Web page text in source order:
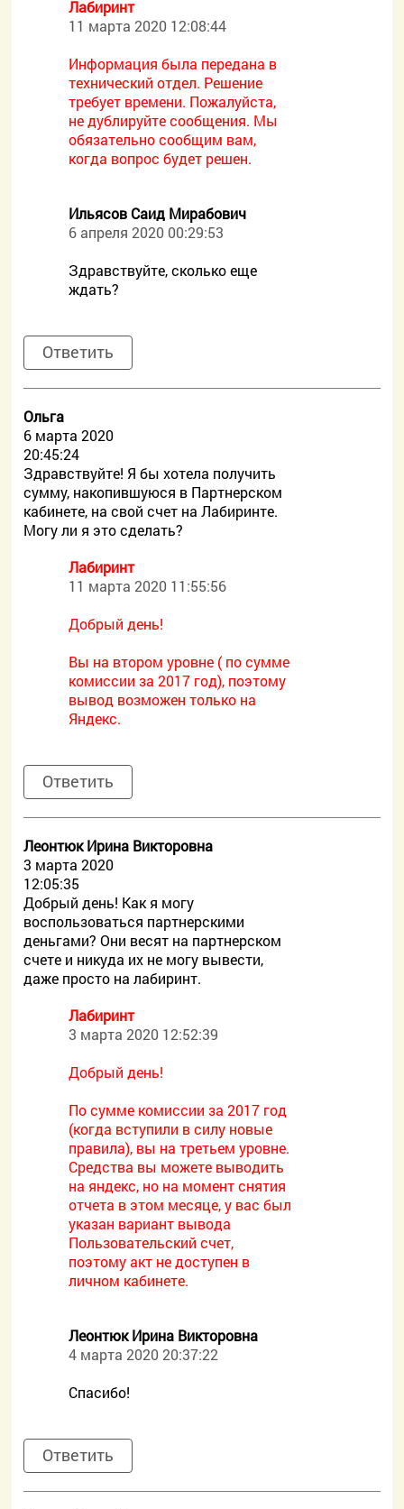
Лабиринт
11 марта 2020 12:08:44
Информация была передана в
технический отдел. Решение
требует времени. Пожалуйста,
не дублируйте сообщения. Мы
обязательно сообщим вам,
когда вопрос будет решен.
Ильясов Саид Мирабович
6 апреля 2020 00:29:53
Здравствуйте, сколько еще
ждать?
Ответить
Ольга
6 марта 2020
20:45:24
Здравствуйте! Я бы хотела получить
сумму, накопившуюся в Партнерском
кабинете, на свой счет на Лабиринте.
Могу ли я это сделать?
Лабиринт
11 марта 2020 11:55:56
Добрый день!
Вы на втором уровне ( по сумме
комиссии за 2017 год), поэтому
вывод возможен только на
Яндекс.
Ответить
Леонтюк Ирина Викторовна
3 марта 2020
12:05:35
Добрый день! Как я могу
воспользоваться партнерскими
деньгами? Они весят на партнерском
счете и никуда их не могу вывести,
даже просто на лабиринт.
Лабиринт
3 марта 2020 12:52:39
Добрый день!
По сумме комиссии за 2017 год
(когда вступили в силу новые
правила), вы на третьем уровне.
Средства вы можете выводить
на яндекс, но на момент снятия
отчета в этом месяце, у вас был
указан вариант вывода
Пользовательский счет,
поэтому акт не доступен в
личном кабинете.
Леонтюк Ирина Викторовна
4 марта 2020 20:37:22
Спасибо!
Ответить